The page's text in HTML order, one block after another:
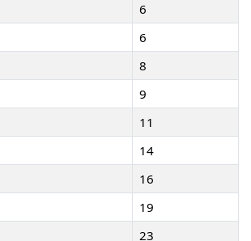
6
6
8
9
11
14
16
19
23